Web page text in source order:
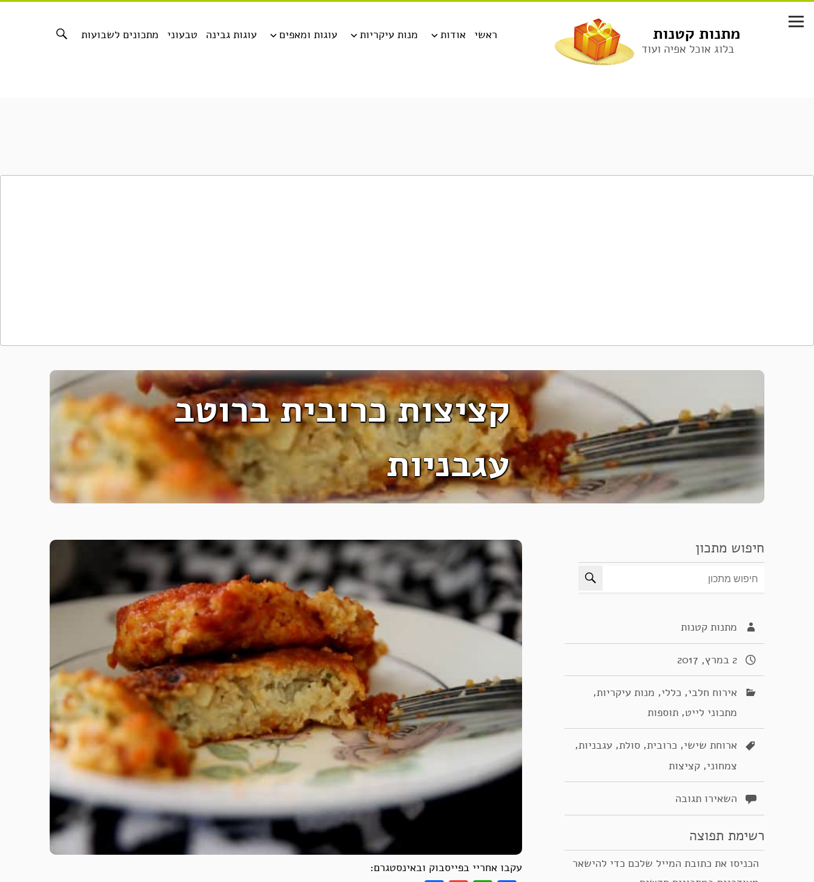
לתוכן
מתנות קטנות
בלוג אוכל אפיה ועוד
מתכונים לשבועות טבעוני עוגות גבינה עוגות ומאפים מנות עיקריות אודות ראשי
קציצות כרובית ברוטב
עגבניות
עקבו אחריי בפייסבוק ובאינסטגרם:
חיפוש מתכון
מתנות קטנות
2 במרץ, 2017
אירוח חלבי, כללי, מנות עיקריות,
מתכוני לייט, תוספות
ארוחת שישי, כרובית, סולת, עגבניות,
צמחוני, קציצות
השאירו תגובה
רשימת תפוצה
הכניסו את כתובת המייל שלכם כדי להישאר